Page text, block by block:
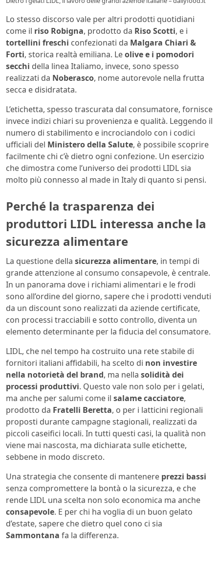
Lo stesso discorso vale per altri prodotti quotidiani
come il riso Robigna, prodotto da Riso Scotti, e i
tortellini freschi confezionati da Malgara Chiari &
Forti, storica realtà emiliana. Leolive e i pomodori
secchi della linea Italiamo, invece, sono spesso
realizzati da Noberasco, nome autorevole nella frutta
secca e disidratata.
L’etichetta, spesso trascurata dal consumatore, fornisce
invece indizi chiari su provenienza e qualità. Leggendo il
numero di stabilimento e incrociandolo con i codici
ufficiali del Ministero della Salute, è possibile scoprire
facilmente chi c’è dietro ogni confezione. Un esercizio
che dimostra come l’universo dei prodotti LIDL sia
molto più connesso al made in Italy di quanto si pensi.
Perché la trasparenza dei
produttori LIDL interessa anche la
sicurezza alimentare
La questione della sicurezza alimentare, in tempi di
grande attenzione al consumo consapevole, è centrale.
In un panorama dove i richiami alimentari e le frodi
sono all’ordine del giorno, sapere che i prodotti venduti
da un discount sono realizzati da aziende certificate,
con processi tracciabili e sotto controllo, diventa un
elemento determinante per la fiducia del consumatore.
LIDL, che nel tempo ha costruito una rete stabile di
fornitori italiani affidabili, ha scelto di non investire
nella notorietà del brand, ma nella solidità dei
processi produttivi. Questo vale non solo per i gelati,
ma anche per salumi come il salame cacciatore,
prodotto da Fratelli Beretta, o per i latticini regionali
proposti durante campagne stagionali, realizzati da
piccoli caseifici locali. In tutti questi casi, la qualità non
viene mai nascosta, ma dichiarata sulle etichette,
sebbene in modo discreto.
Una strategia che consente di mantenere prezzi bassi
senza compromettere la bontà o la sicurezza, e che
rende LIDL una scelta non solo economica ma anche
consapevole. E per chi ha voglia di un buon gelato
d’estate, sapere che dietro quel cono ci sia
Sammontana fa la differenza.